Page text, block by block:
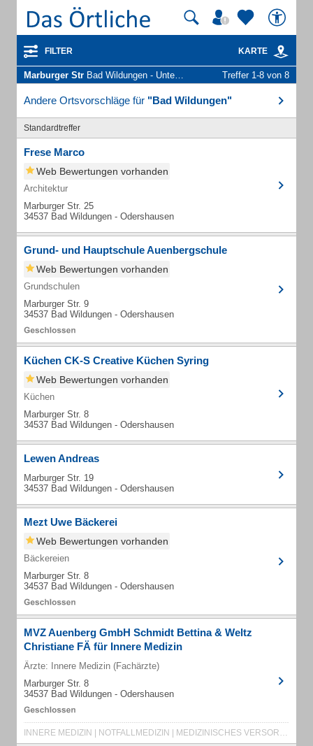
FILTER KARTE
Marburger Str Bad Wildungen - Unternehmen und Personen Treffer 1-8 von 8
Andere Ortsvorschläge für "Bad Wildungen"
Standardtreffer
Frese Marco
Web Bewertungen vorhanden
Architektur
Marburger Str. 25
34537 Bad Wildungen - Odershausen
Grund- und Hauptschule Auenbergschule
Web Bewertungen vorhanden
Grundschulen
Marburger Str. 9
34537 Bad Wildungen - Odershausen
Küchen CK-S Creative Küchen Syring
Web Bewertungen vorhanden
Küchen
Marburger Str. 8
34537 Bad Wildungen - Odershausen
Lewen Andreas
Marburger Str. 19
34537 Bad Wildungen - Odershausen
Mezt Uwe Bäckerei
Web Bewertungen vorhanden
Bäckereien
Marburger Str. 8
34537 Bad Wildungen - Odershausen
MVZ Auenberg GmbH Schmidt Bettina & Weltz
Christiane FÄ für Innere Medizin
Ärzte: Innere Medizin (Fachärzte)
Marburger Str. 8
34537 Bad Wildungen - Odershausen
INNERE MEDIZIN | NOTFALLMEDIZIN | MEDIZINISCHES VERSORGUNGS-ZENTRUM | HAUSARZT